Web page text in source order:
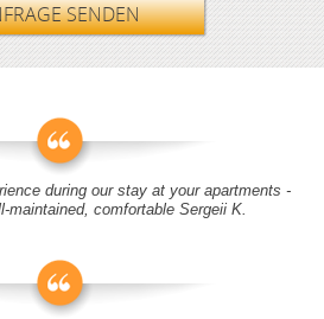
SENDEN
during our stay at your apartments -
maintained, comfortable Sergeii K.